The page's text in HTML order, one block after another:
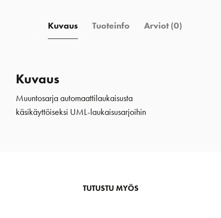
Kuvaus Tuoteinfo Arviot (0)
Kuvaus
Muuntosarja automaattilaukaisusta
käsikäyttöiseksi UML-laukaisusarjoihin
TUTUSTU MYÖS